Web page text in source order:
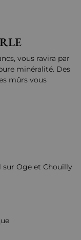
vous ravira par
minéralité. Des
mûrs vous
sur Oge et Chouilly